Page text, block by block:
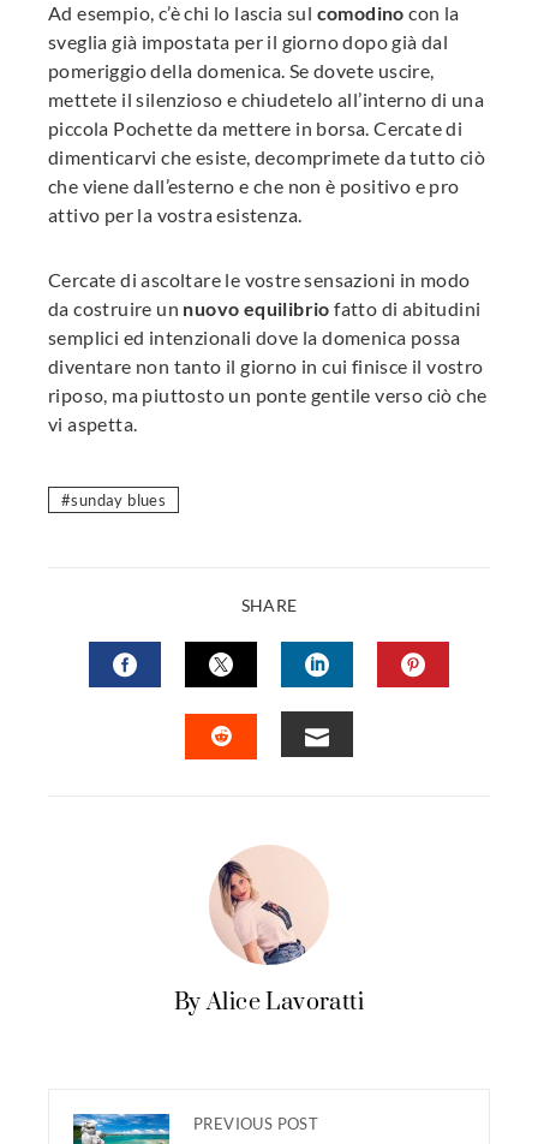
Ad esempio, c’è chi lo lascia sul comodino con la
sveglia già impostata per il giorno dopo già dal
pomeriggio della domenica. Se dovete uscire,
mettete il silenzioso e chiudetelo all’interno di una
piccola Pochette da mettere in borsa. Cercate di
dimenticarvi che esiste, decomprimete da tutto ciò
che viene dall’esterno e che non è positivo e pro
attivo per la vostra esistenza.
Cercate di ascoltare le vostre sensazioni in modo
da costruire un nuovo equilibrio fatto di abitudini
semplici ed intenzionali dove la domenica possa
diventare non tanto il giorno in cui finisce il vostro
riposo, ma piuttosto un ponte gentile verso ciò che
vi aspetta.
sunday blues
SHARE
FACEBOOKTWITTERLINKEDIN
By Alice Lavoratti
PREVIOUS POST